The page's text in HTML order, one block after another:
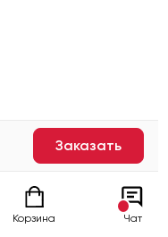
Заказать
Корзина Чат